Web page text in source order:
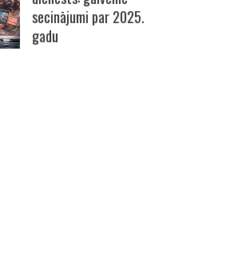
secinājumi par 2025.
gadu